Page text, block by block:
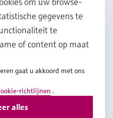
Services AG
gegevens te
te
of content op maat
gaat u akkoord met ons
richtlijnen .
alles